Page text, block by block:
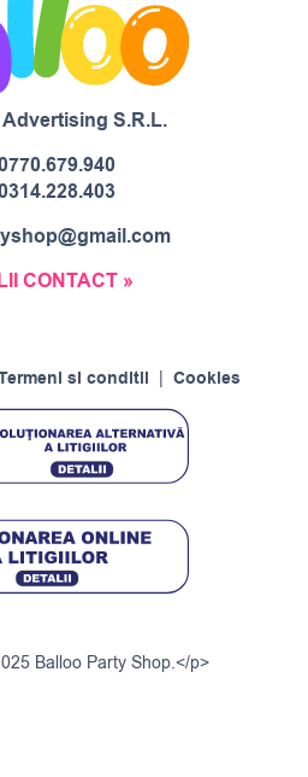
S.R.L.
CONTACT »
si conditii Cookies
Balloo Party Shop.</p>